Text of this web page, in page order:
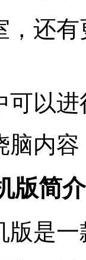
，还
可以
脑内
版简介
版是